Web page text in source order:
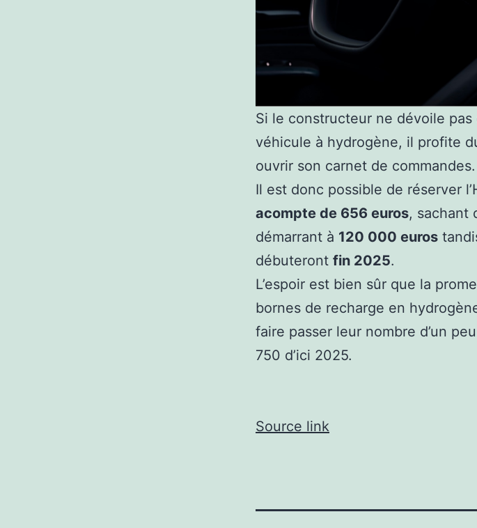
Si le constructeur ne dévoile
véhicule à hydrogène, il profite
ouvrir son carnet de commandes.
Il est donc possible de réserver
acompte de 656 euros, sachant
démarrant à 120 000 euros
débuteront fin 2025.
L’espoir est bien sûr que la
bornes de recharge en
faire passer leur nombre d’un
750 d’ici 2025.
Source link